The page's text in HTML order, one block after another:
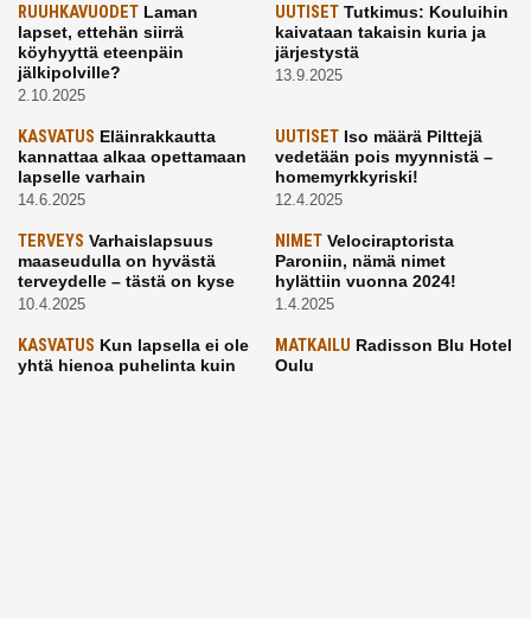
RUUHKAVUODET Laman
lapset, ettehän siirrä
köyhyyttä eteenpäin
jälkipolville?
2.10.2025
UUTISETTutkimus: Kouluihin
kaivataan takaisin kuria ja
järjestystä
13.9.2025
KASVATUS Eläinrakkautta
kannattaa alkaa opettamaan
lapselle varhain
14.6.2025
UUTISETIso määrä Pilttejä
vedetään pois myynnistä –
homemyrkkyriski!
12.4.2025
TERVEYS Varhaislapsuus
maaseudulla on hyvästä
terveydelle – tästä on kyse
10.4.2025
NIMETVelociraptorista
Paroniin, nämä nimet
hylättiin vuonna 2024!
1.4.2025
KASVATUS Kun lapsella ei ole
yhtä hienoa puhelinta kuin
MATKAILU Radisson Blu Hotel
Oulu